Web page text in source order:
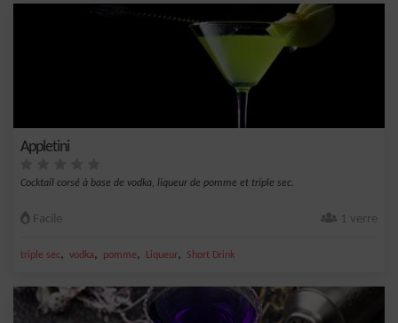
Appletini
Cocktail corsé à base de vodka, liqueur de pomme et triple sec.
Facile 1 verre
triple sec, vodka, pomme, Liqueur, Short Drink